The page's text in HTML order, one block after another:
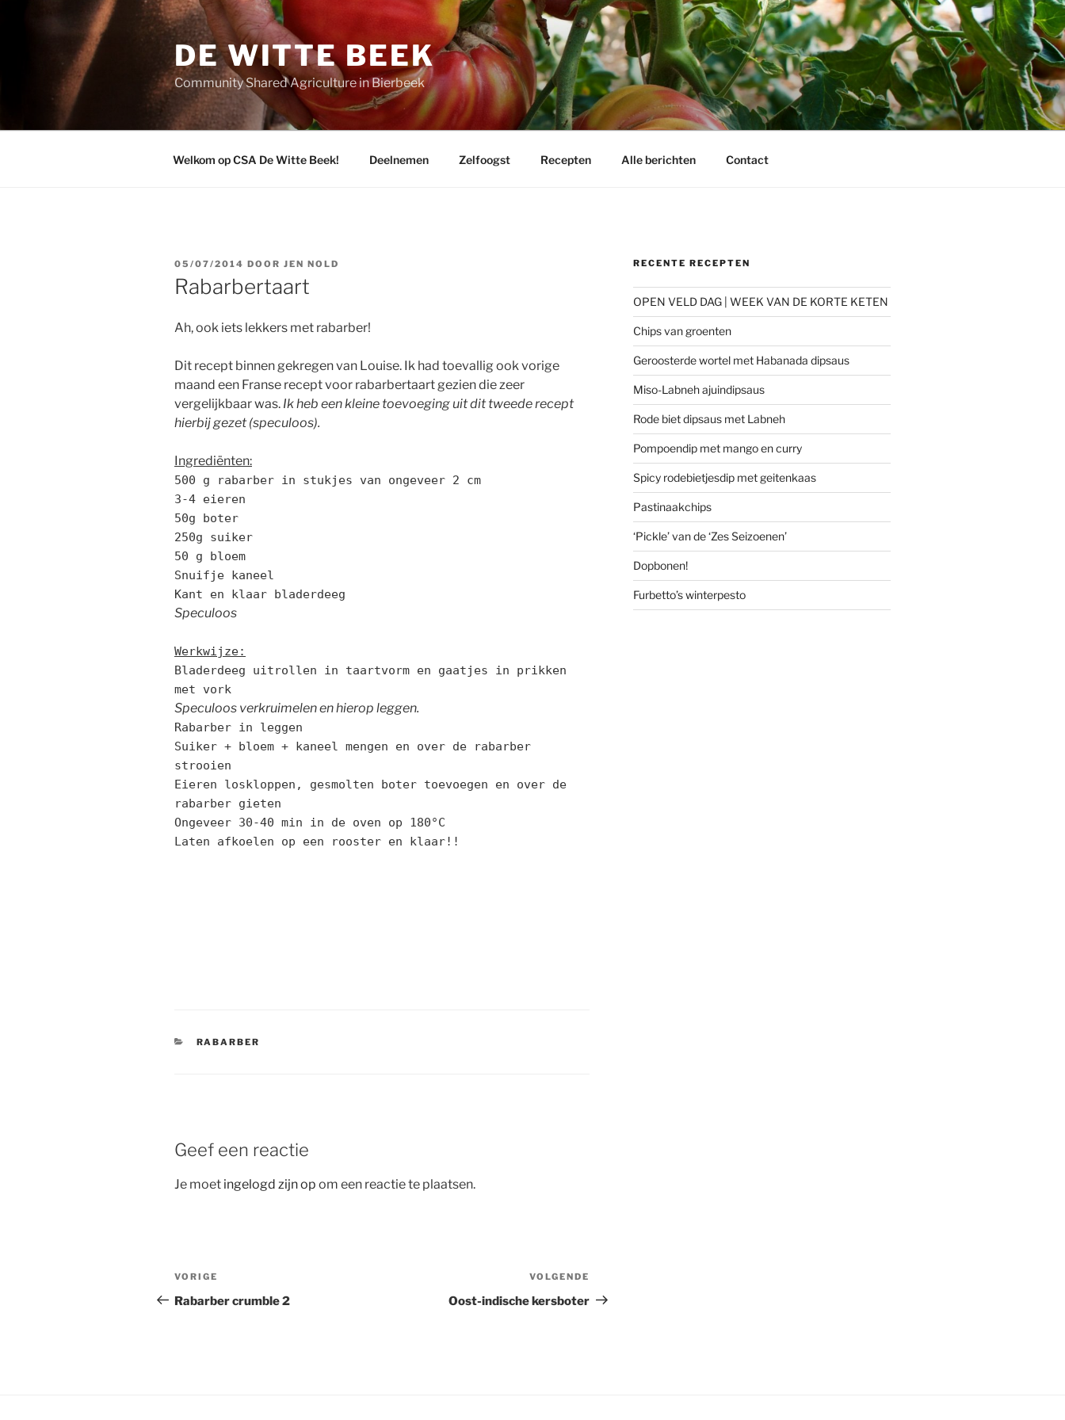
DE WITTE BEEK
Community Shared Agriculture in Bierbeek
Welkom op CSA De Witte Beek! Deelnemen Zelfoogst Recepten Alle berichten Contact
GEPLAATST
OP
05/07/2014 DOOR JEN NOLD
Rabarbertaart
Ah, ook iets lekkers met rabarber!
Dit recept binnen gekregen van Louise. Ik had toevallig ook vorige
maand een Franse recept voor rabarbertaart gezien die zeer
vergelijkbaar was. Ik heb een kleine toevoeging uit dit tweede recept
hierbij gezet (speculoos).
Ingrediënten:
500 g rabarber in stukjes van ongeveer 2 cm
3-4 eieren
50g boter
250g suiker
50 g bloem
Snuifje kaneel
Kant en klaar bladerdeeg
Speculoos
Werkwijze:
Bladerdeeg uitrollen in taartvorm en gaatjes in prikken
met vork
Speculoos verkruimelen en hierop leggen.
Rabarber in leggen
Suiker + bloem + kaneel mengen en over de rabarber
strooien
Eieren loskloppen, gesmolten boter toevoegen en over de
rabarber gieten
Ongeveer 30-40 min in de oven op 180°C
Laten afkoelen op een rooster en klaar!!
CATEGORIEËN
RABARBER
Geef een reactie
Je moet ingelogd zijn op om een reactie te plaatsen.
Bericht
navigatie
Vorig
bericht
VORIGE
Rabarber crumble 2
bericht
VOLGENDE
Oost-indische kersboter
RECENTE RECEPTEN
OPEN VELD DAG | WEEK VAN DE KORTE KETEN
Chips van groenten
Geroosterde wortel met Habanada dipsaus
Miso-Labneh ajuindipsaus
Rode biet dipsaus met Labneh
Pompoendip met mango en curry
Spicy rodebietjesdip met geitenkaas
Pastinaakchips
‘Pickle’ van de ‘Zes Seizoenen’
Dopbonen!
Furbetto’s winterpesto